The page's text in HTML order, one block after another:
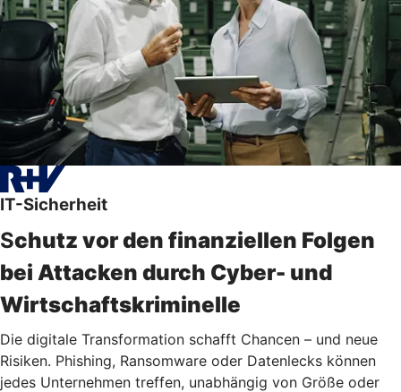
IT-Sicherheit
Schutz vor den finanziellen Folgen
bei Attacken durch Cyber- und
Wirtschaftskriminelle
Die digitale Transformation schafft Chancen – und neue
Risiken. Phishing, Ransomware oder Datenlecks können
jedes Unternehmen treffen, unabhängig von Größe oder